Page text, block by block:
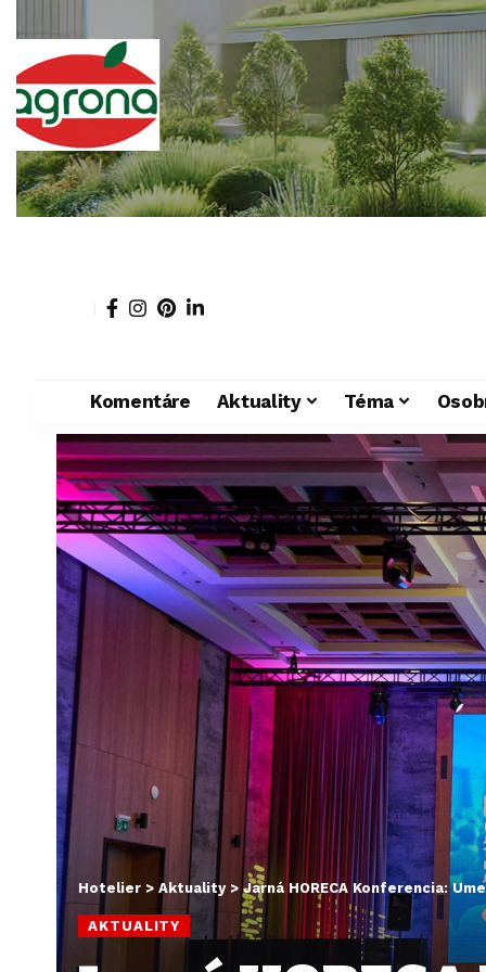
Komentáre Aktuality Téma
Hotelier > Aktuality> Jarná HORECA Konferencia:
AKTUALITY